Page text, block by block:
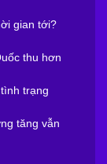
gian tới?
thu hơn
trạng
tăng vẫn